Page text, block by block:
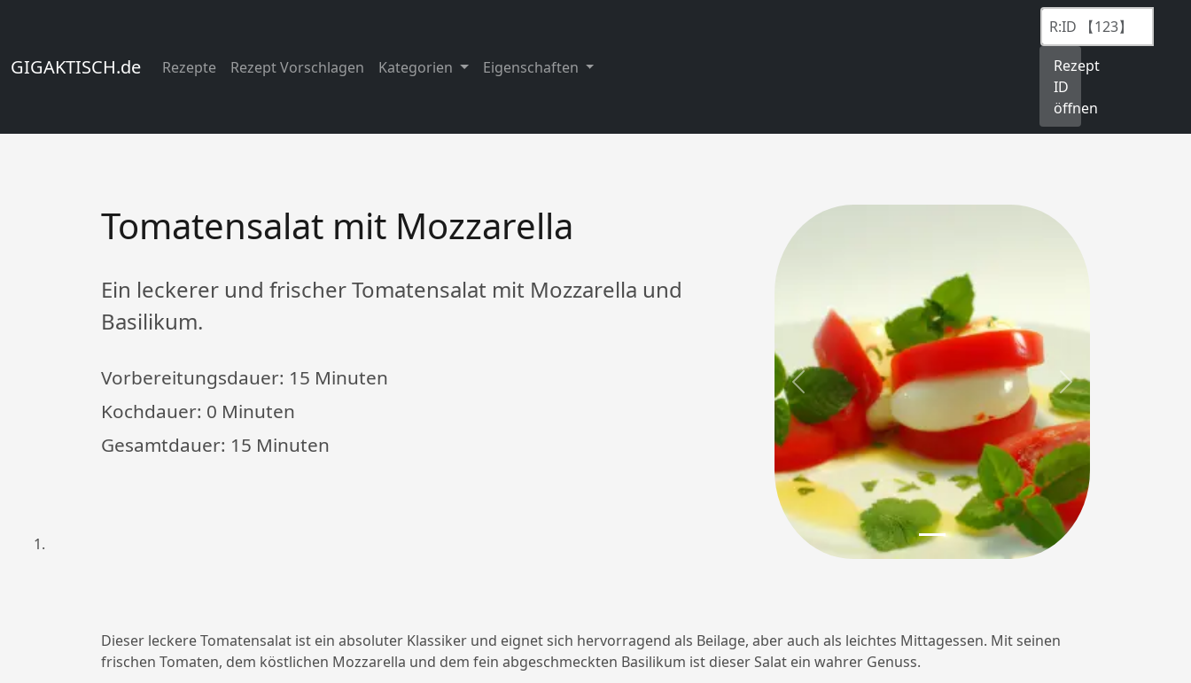
GIGAKTISCH.de Rezepte Rezept Vorschlagen Kategorien Eigenschaften
Rezept
ID
öffnen
Tomatensalat mit Mozzarella
Ein leckerer und frischer Tomatensalat mit Mozzarella und
Basilikum.
Vorbereitungsdauer: 15 Minuten
Kochdauer: 0 Minuten
Gesamtdauer: 15 Minuten
Previous Next
Dieser leckere Tomatensalat ist ein absoluter Klassiker und eignet sich hervorragend als Beilage, aber auch als leichtes Mittagessen. Mit seinen
frischen Tomaten, dem köstlichen Mozzarella und dem fein abgeschmeckten Basilikum ist dieser Salat ein wahrer Genuss.